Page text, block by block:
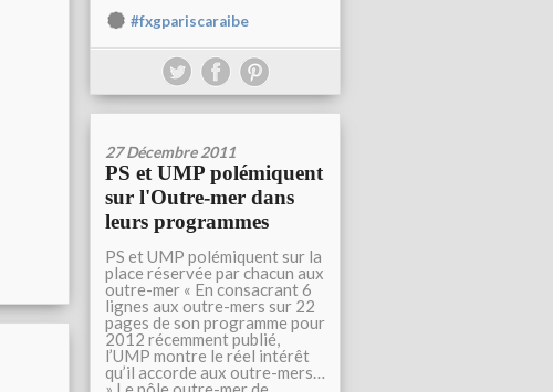
#fxgpariscaraibe
27 Décembre 2011
PS et UMP polémiquent
sur l'Outre-mer dans
leurs programmes
PS et UMP polémiquent sur la
place réservée par chacun aux
outre-mer « En consacrant 6
lignes aux outre-mers sur 22
pages de son programme pour
2012 récemment publié,
l’UMP montre le réel intérêt
qu’il accorde aux outre-mers…